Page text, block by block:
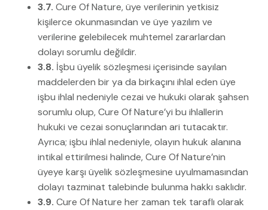
3.7. Cure Of Nature, üye verilerinin yetkisiz
kişilerce okunmasından ve üye yazılım ve
verilerine gelebilecek muhtemel zararlardan
dolayı sorumlu değildir.
3.8. İşbu üyelik sözleşmesi içerisinde sayılan
maddelerden bir ya da birkaçını ihlal eden üye
işbu ihlal nedeniyle cezai ve hukuki olarak şahsen
sorumlu olup, Cure Of Nature’yi bu ihlallerin
hukuki ve cezai sonuçlarından ari tutacaktır.
Ayrıca; işbu ihlal nedeniyle, olayın hukuk alanına
intikal ettirilmesi halinde, Cure Of Nature’nin
üyeye karşı üyelik sözleşmesine uyulmamasından
dolayı tazminat talebinde bulunma hakkı saklıdır.
3.9. Cure Of Nature her zaman tek taraflı olarak